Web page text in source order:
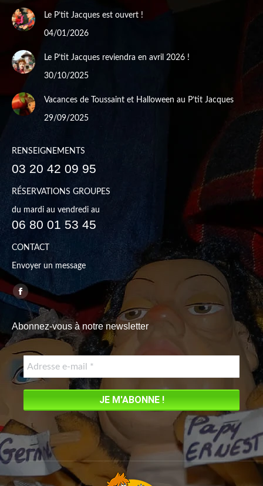
Le P’tit Jacques est ouvert !
04/01/2026
Le P’tit Jacques reviendra en avril 2026 !
30/10/2025
Vacances de Toussaint et Halloween au P’tit Jacques
29/09/2025
RENSEIGNEMENTS
03 20 42 09 95
RÉSERVATIONS GROUPES
du mardi au vendredi au
06 80 01 53 45
CONTACT
Envoyer un message
Trouvez nous sur :
Facebook
page
opens
in
new
window
Abonnez-vous à notre newsletter